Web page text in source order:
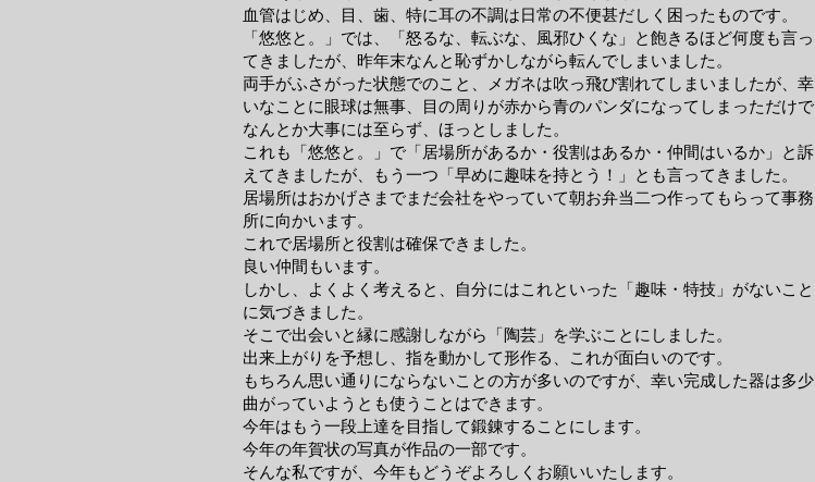
血管はじめ、目、歯、特に耳の不調は日常の不便甚だしく困ったものです。
「悠悠と。」では、「怒るな、転ぶな、風邪ひくな」と飽きるほど何度も言っ
てきましたが、昨年末なんと恥ずかしながら転んでしまいました。
両手がふさがった状態でのこと、メガネは吹っ飛び割れてしまいましたが、幸
いなことに眼球は無事、目の周りが赤から青のパンダになってしまっただけで
なんとか大事には至らず、ほっとしました。
これも「悠悠と。」で「居場所があるか・役割はあるか・仲間はいるか」と訴
えてきましたが、もう一つ「早めに趣味を持とう！」とも言ってきました。
居場所はおかげさまでまだ会社をやっていて朝お弁当二つ作ってもらって事務
所に向かいます。
​これで居場所と役割は確保できました。
良い仲間もいます。
しかし、よくよく考えると、自分にはこれといった「趣味・特技」がないこと
に気づきました。
そこで出会いと縁に感謝しながら「陶芸」を学ぶことにしました。
出来上がりを予想し、指を動かして形作る、これが面白いのです。
もちろん思い通りにならないことの方が多いのですが、幸い完成した器は多少
曲がっていようとも使うことはできます。
​今年はもう一段上達を目指して鍛錬することにします。
​今年の年賀状の写真が作品の一部です。
そんな私ですが、今年もどうぞよろしくお願いいたします。